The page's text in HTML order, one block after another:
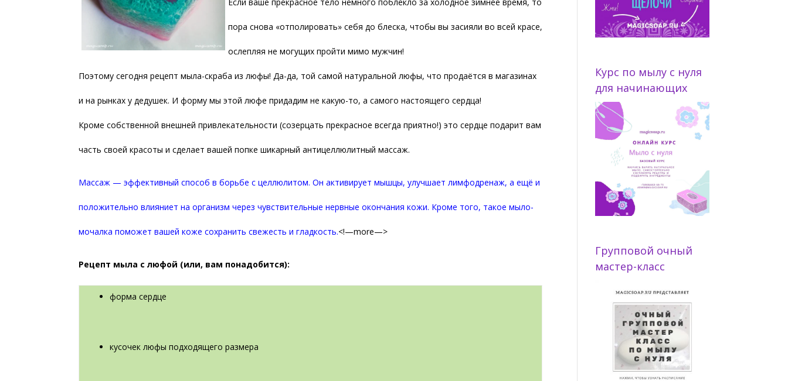
пора снова «отполировать» себя до блеска, чтобы вы засияли во всей красе,
ослепляя не могущих пройти мимо мужчин!
Поэтому сегодня рецепт мыла-скраба из люфы! Да-да, той самой натуральной люфы, что продаётся в магазинах
и на рынках у дедушек. И форму мы этой люфе придадим не какую-то, а самого настоящего сердца!
Кроме собственной внешней привлекательности (созерцать прекрасное всегда приятно!) это сердце подарит вам
часть своей красоты и сделает вашей попке шикарный антицеллюлитный массаж.
Массаж — эффективный способ в борьбе с целлюлитом. Он активирует мышцы, улучшает лимфодренаж, а ещё и
положительно влияниет на организм через чувствительные нервные окончания кожи. Кроме того, такое мыло-
мочалка поможет вашей коже сохранить свежесть и гладкость.<!—more—>
Рецепт мыла с люфой (или, вам понадобится):
форма сердце
кусочек люфы подходящего размера
Курс по мылу с нуля
для начинающих
Групповой очный
мастер-класс